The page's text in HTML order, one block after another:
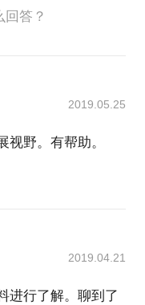
答？
2019.05.25
野。有帮助。
2019.04.21
进行了解。聊到了